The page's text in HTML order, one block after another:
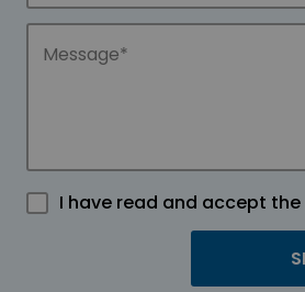
I have read and accept the